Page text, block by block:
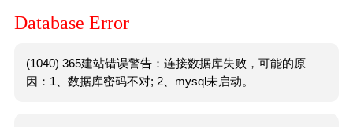
Database Error
(1040) 365建站错误警告：连接数据库失败，可能的原
因：1、数据库密码不对; 2、mysql未启动。